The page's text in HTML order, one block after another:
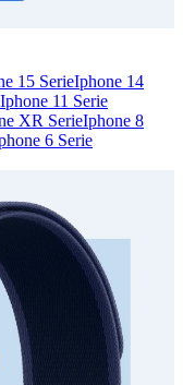
15 SerieIphone 14
Iphone 11 Serie
XR SerieIphone 8
6 Serie